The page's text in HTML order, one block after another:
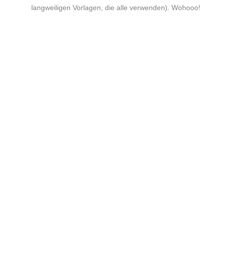
langweiligen Vorlagen, die alle verwenden). Wohooo!